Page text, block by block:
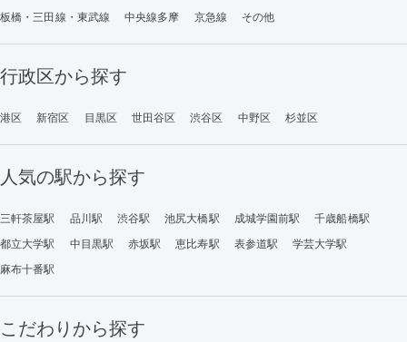
板橋・三田線・東武線
中央線多摩 京急線 その他
行政区から探す
港区 新宿区 目黒区 世田谷区 渋谷区 中野区 杉並区
人気の駅から探す
三軒茶屋駅 品川駅 渋谷駅 池尻大橋駅 成城学園前駅
千歳船橋駅
都立大学駅
中目黒駅 赤坂駅 恵比寿駅 表参道駅
学芸大学駅
麻布十番駅
こだわりから探す